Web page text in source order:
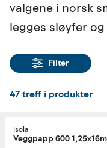
valgene i norsk
legges sløyfer
Filter
47treff i produkter
Isola
Veggpapp 600 1,25x16m